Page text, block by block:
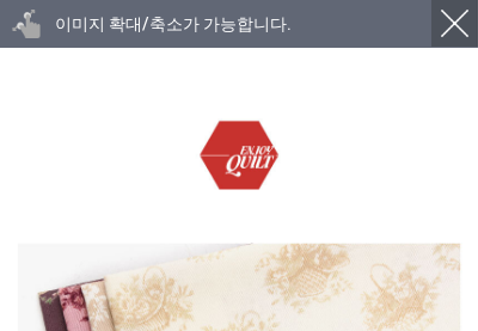
이미지 확대/축소가 가능합니다.